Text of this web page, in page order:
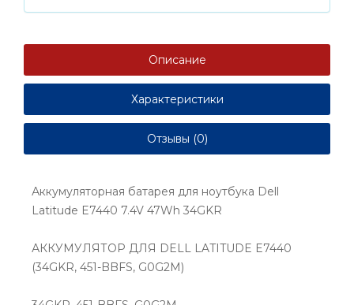
Описание
Характеристики
Отзывы (0)
Аккумуляторная батарея для ноутбука Dell
Latitude E7440 7.4V 47Wh 34GKR
АККУМУЛЯТОР ДЛЯ DELL LATITUDE E7440
(34GKR, 451-BBFS, G0G2M)